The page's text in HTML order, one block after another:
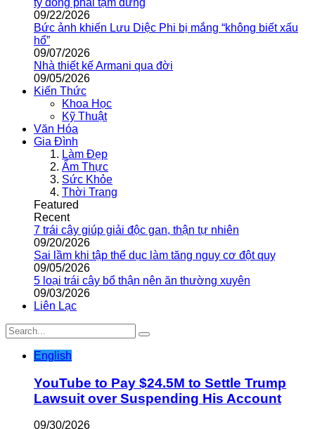
tỷ đồng phải tạm dừng
09/22/2026
Bức ảnh khiến Lưu Diệc Phi bị mắng “không biết xấu
hổ”
09/07/2026
Nhà thiết kế Armani qua đời
09/05/2026
Kiến Thức
Khoa Học
Kỹ Thuật
Văn Hóa
Gia Đình
Làm Đẹp
Ẩm Thực
Sức Khỏe
Thời Trang
Featured
Recent
7 trái cây giúp giải độc gan, thận tự nhiên
09/20/2026
Sai lầm khi tập thể dục làm tăng nguy cơ đột quỵ
09/05/2026
5 loại trái cây bổ thận nên ăn thường xuyên
09/03/2026
Liên Lạc
English
YouTube to Pay $24.5M to Settle Trump
Lawsuit over Suspending His Account
09/30/2026